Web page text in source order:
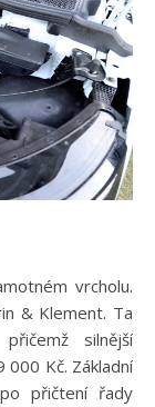
vrcholu.
& Klement. Ta
silnější
Kč. Základní
přičtení řady